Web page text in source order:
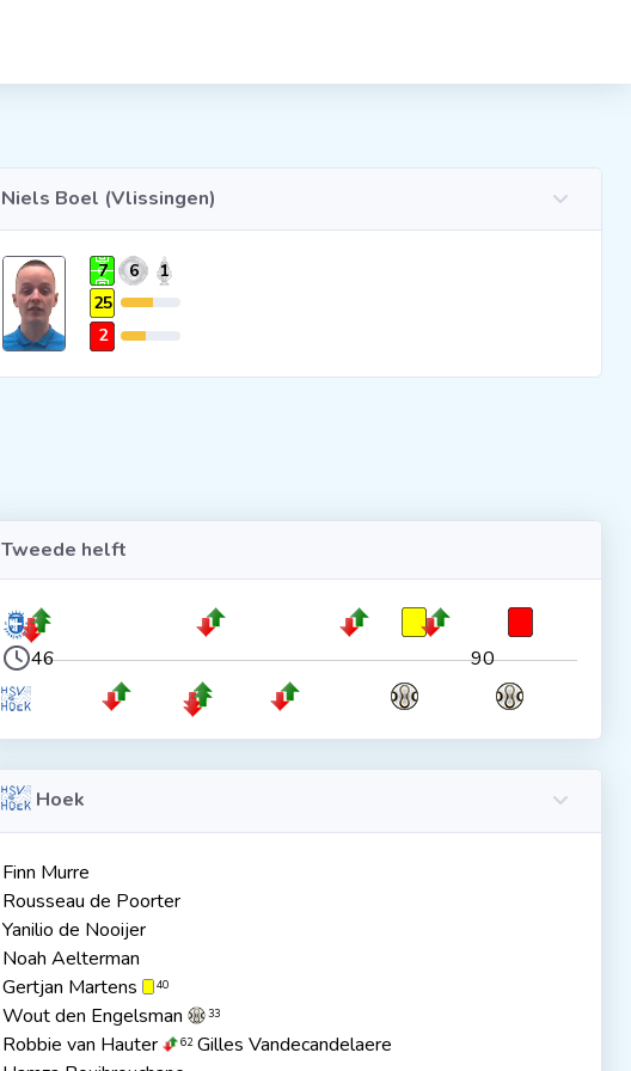
Niels Boel (Vlissingen)
7 6
1
25
2
Tweede helft
46 90
Hoek
Finn Murre
Rousseau de Poorter
Yanilio de Nooijer
Noah Aelterman
Gertjan Martens
40
Wout den Engelsman 33
Robbie van Hauter 62 Gilles Vandecandelaere